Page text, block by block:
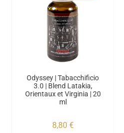
Odyssey | Tabacchificio
3.0 | Blend Latakia,
Orientaux et Virginia | 20
ml
8,80 €